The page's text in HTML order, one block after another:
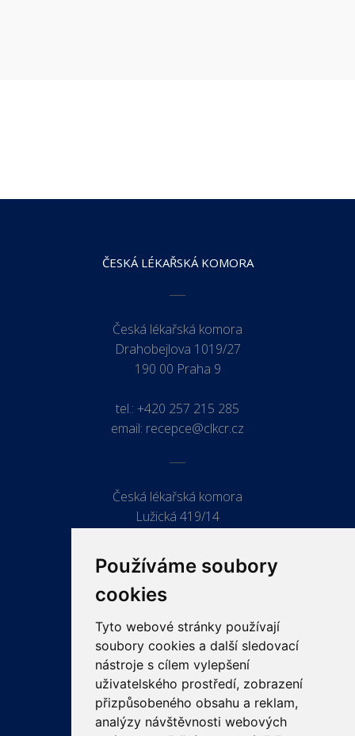
Používáme soubory
cookies
Tyto webové stránky používají
soubory cookies a další sledovací
nástroje s cílem vylepšení
uživatelského prostředí, zobrazení
přizpůsobeného obsahu a reklam,
analýzy návštěvnosti webových
ČESKÁ LÉKAŘSKÁ KOMORA
Česká lékařská komora
Drahobejlova 1019/27
190 00 Praha 9
tel.: +420 257 215 285
email: recepce@clkcr.cz
Česká lékařská komora
Lužická 419/14
ODKAZY
PRO LÉKAŘE
PRO VEŘEJNOST
VZDĚLÁVÁNÍ